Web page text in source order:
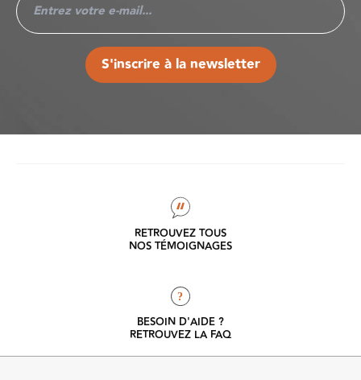
S'inscrire à la newsletter
RETROUVEZ TOUS
NOS TÉMOIGNAGES
?
BESOIN D'AIDE ?
RETROUVEZ LA FAQ